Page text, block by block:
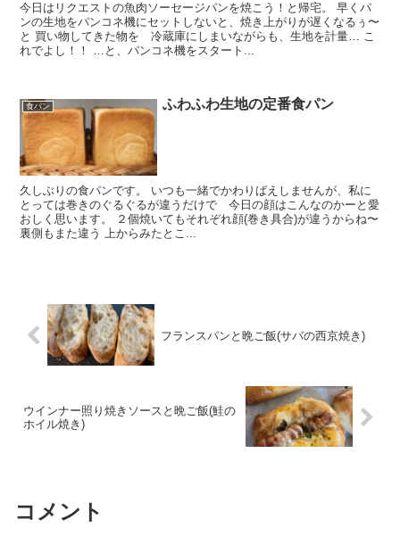
今日はリクエストの魚肉ソーセージパンを焼こう！と帰宅。 早くパ
ンの生地をパンコネ機にセットしないと、焼き上がりが遅くなるぅ〜
と 買い物してきた物を 冷蔵庫にしまいながらも、生地を計量… こ
れでよし！！ …と、パンコネ機をスタート...
食パン ふわふわ生地の定番食パン
久しぶりの食パンです。 いつも一緒でかわりばえしませんが、私に
とっては巻きのぐるぐるが違うだけで 今日の顔はこんなのかーと愛
おしく思います。 ２個焼いてもそれぞれ顔(巻き具合)が違うからね〜
裏側もまた違う 上からみたとこ...
フランスパンと晩ご飯(サバの西京焼き)
ウインナー照り焼きソースと晩ご飯(鮭の
ホイル焼き)
コメント